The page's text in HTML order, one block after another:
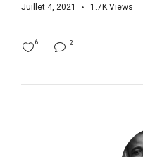
Juillet 4, 2021 1.7K Views
2
6